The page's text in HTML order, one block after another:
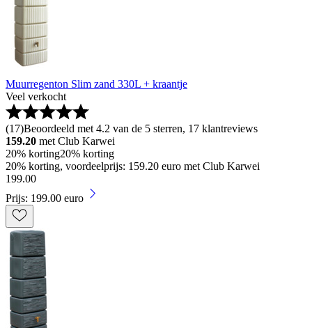
Muurregenton Slim zand 330L + kraantje
Veel verkocht
(17)Beoordeeld met 4.2 van de 5 sterren, 17 klantreviews
159.20 met Club Karwei
20% korting20% korting
20% korting, voordeelprijs: 159.20 euro met Club Karwei
199.00
Prijs: 199.00 euro